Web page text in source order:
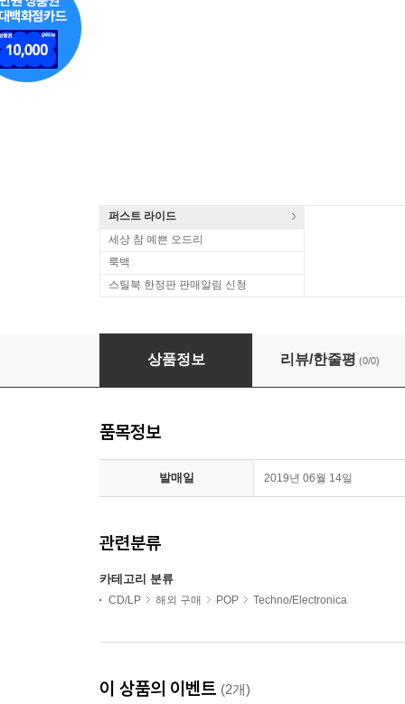
퍼스트 라이드
세상 참 예쁜 오드리
룩백
스틸북 한정판 판매알림 신청
Nick Murphy (Chet Faker) - Run Fast Sleep
상품정보 리뷰/한줄평 (0/0)
품목정보
발매일 2019년 06월 14일
관련분류
카테고리 분류
CD/LP 해외 구매 POP Techno/Electronica
이 상품의 이벤트 (2개)